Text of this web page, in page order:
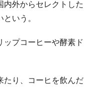
内外からセレクトした
いう。
プコーヒーや酵素ド
り、コーヒを飲んだ